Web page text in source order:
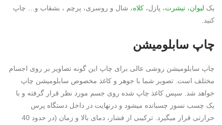
یک لیوان، تیشرت، پازل، کلاه، شال و روسری، پرچم ، بشقاب و… چاپ
کنید.
چاپ سابلومیشن
چاپ سابلومیشن روشی عالی برای چاپ این گونه تصاویر بر روی اجسام
مختلف است. تصویر شما با جوهر و کاغذ مخصوص سابلومیشن چاپ
خواهد شد. سپس کاغذ چاپ شده روی جسم مورد نظر قرار گرفته و با
یک چسب نسوز چسبانده میشود و درنهایت در داخل دستگاه پرس
حرارتی قرار میگیرد. ترکیبی از فشار، دمای بالا و زمان (در حدود 40